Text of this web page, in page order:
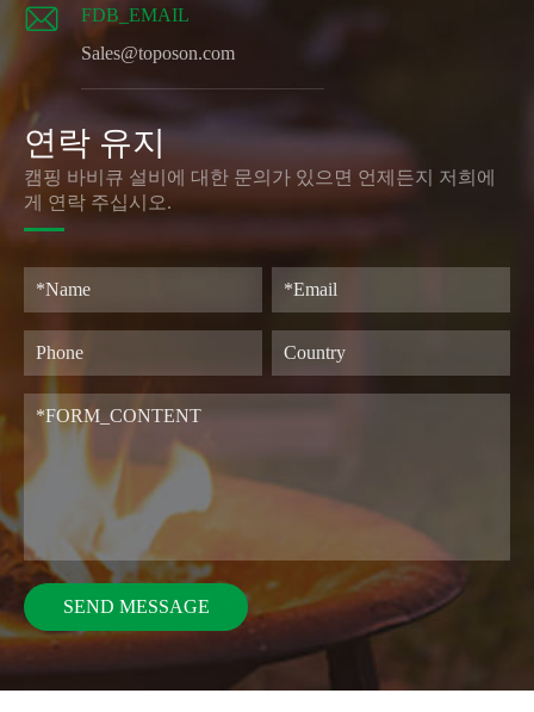

FDB_EMAIL
Sales@toposon.com
연락 유지
캠핑 바비큐 설비에 대한 문의가 있으면 언제든지 저희에
게 연락 주십시오.